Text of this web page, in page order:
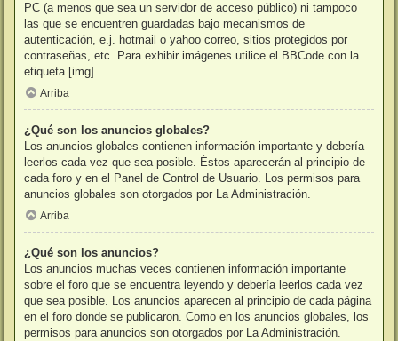
PC (a menos que sea un servidor de acceso público) ni tampoco
las que se encuentren guardadas bajo mecanismos de
autenticación, e.j. hotmail o yahoo correo, sitios protegidos por
contraseñas, etc. Para exhibir imágenes utilice el BBCode con la
etiqueta [img].
Arriba
¿Qué son los anuncios globales?
Los anuncios globales contienen información importante y debería
leerlos cada vez que sea posible. Éstos aparecerán al principio de
cada foro y en el Panel de Control de Usuario. Los permisos para
anuncios globales son otorgados por La Administración.
Arriba
¿Qué son los anuncios?
Los anuncios muchas veces contienen información importante
sobre el foro que se encuentra leyendo y debería leerlos cada vez
que sea posible. Los anuncios aparecen al principio de cada página
en el foro donde se publicaron. Como en los anuncios globales, los
permisos para anuncios son otorgados por La Administración.